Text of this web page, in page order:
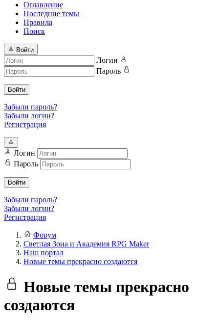
Оглавление
Последние темы
Правила
Поиск
Войти
Логин
Пароль
Войти
Забыли пароль?
Забыли логин?
Регистрация
Логин
Пароль
Войти
Забыли пароль?
Забыли логин?
Регистрация
Форум
Светлая Зона и Академия RPG Maker
Наш портал
Новые темы прекрасно создаются
Новые темы прекрасно
создаются